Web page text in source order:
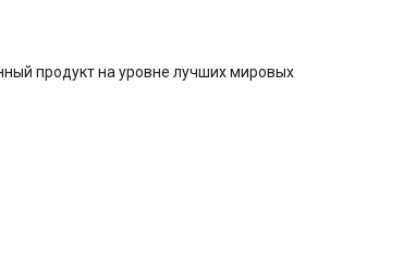
продукт на уровне лучших мировых